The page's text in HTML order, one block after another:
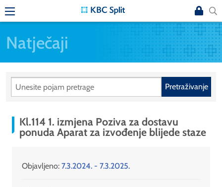
Natječaji
Pretraživanje
Kl.114 1. izmjena Poziva za dostavu
ponuda Aparat za izvođenje blijede staze
Objavljeno: 7.3.2024. - 7.3.2025.